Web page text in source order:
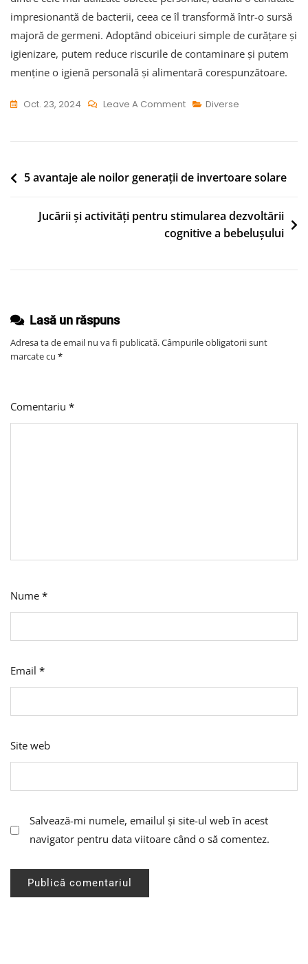
impresionantă de bacterii, ceea ce îl transformă într-o sursă
majoră de germeni. Adoptând obiceiuri simple de curățare și
igienizare, putem reduce riscurile de contaminare și putem
menține o igienă personală și alimentară corespunzătoare.
Oct. 23, 2024 Leave A CommentOn
Să
Igienizezi
Telefonul
Mobil
Diverse
Navigare
articole
5 avantaje ale noilor generații de invertoare solare
Jucării și activități pentru stimularea dezvoltării
cognitive a bebelușului
Lasă un răspuns
Adresa ta de email nu va fi publicată.Câmpurile obligatorii sunt
marcate cu *
Comentariu *
Nume *
Email *
Site web
Salvează-mi numele, emailul și site-ul web în acest
navigator pentru data viitoare când o să comentez.